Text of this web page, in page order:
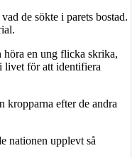
de sökte i parets bostad.
höra en ung flicka skrika,
livet för att identifiera
kropparna efter de andra
nationen upplevt så